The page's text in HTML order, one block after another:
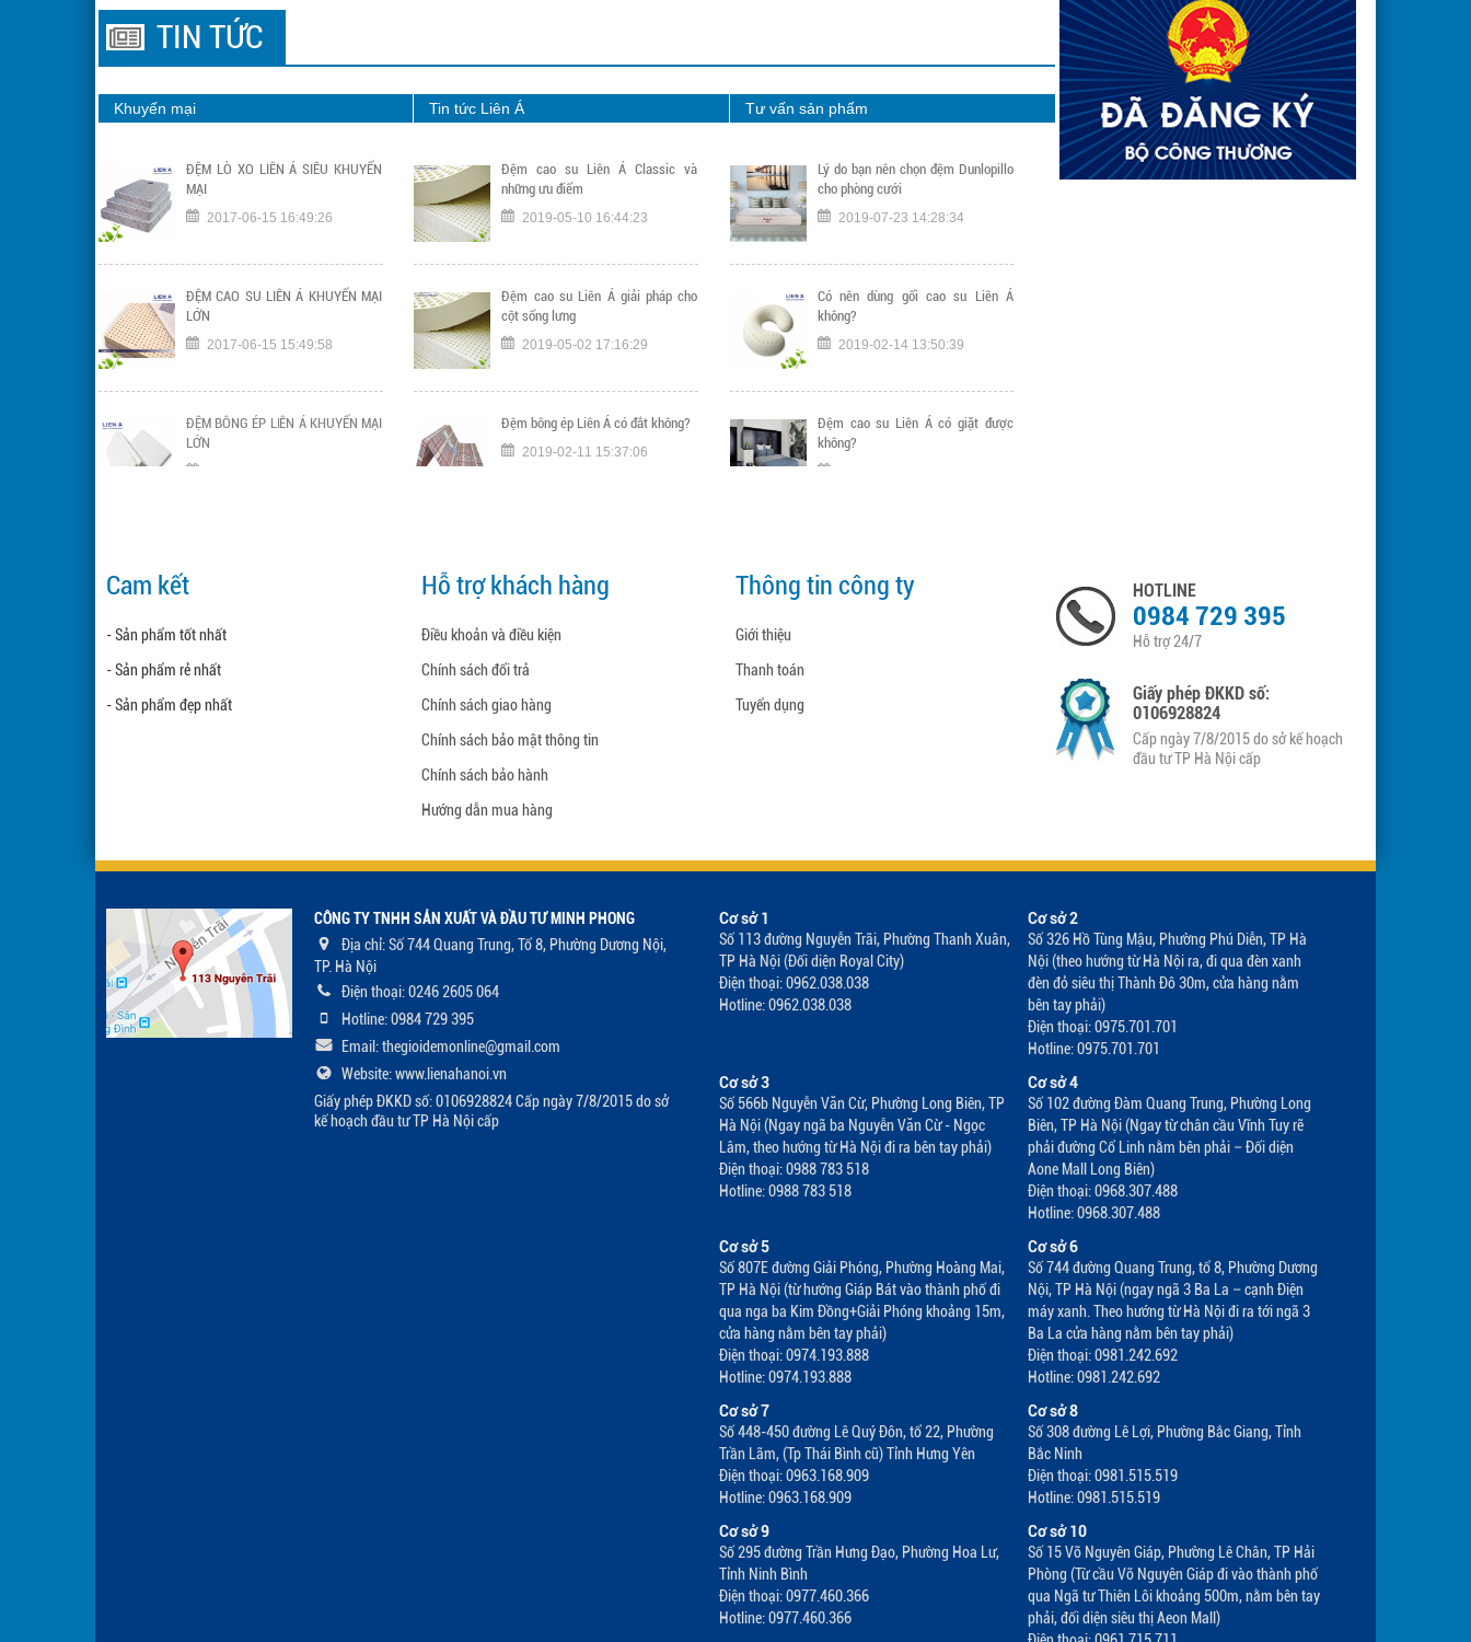
TIN TỨC
Khuyến mại Tin tức Liên Á Tư vấn sản phẩm
ĐỆM LÒ XO LIÊN Á SIÊU KHUYẾN
MẠI
2017-06-15 16:49:26
ĐỆM CAO SU LIÊN Á KHUYẾN MẠI
LỚN
2017-06-15 15:49:58
ĐỆM BÔNG ÉP LIÊN Á KHUYẾN MẠI
LỚN
Đệm cao su Liên Á Classic và
những ưu điểm
2019-05-10 16:44:23
Đệm cao su Liên Á giải pháp cho
cột sống lưng
2019-05-02 17:16:29
Đệm bông ép Liên Á có đắt không?
2019-02-11 15:37:06
2018-02-10 11:17:07
Có nên sử dụng đệm cao su Liên Á
không?
Tìm hiểu chiếc đệm cao su Liên Á
L’A Dome cao cấp
Lý do bạn nên chọn đệm Dunlopillo
cho phòng cưới
2019-07-23 14:28:34
Có nên dùng gối cao su Liên Á
không?
2019-02-14 13:50:39
Đệm cao su Liên Á có giặt được
không?
2019-02-01 16:07:05
Cam kết
- Sản phẩm tốt nhất
- Sản phẩm rẻ nhất
- Sản phẩm đẹp nhất
Hỗ trợ khách hàng
Điều khoản và điều kiện
Chính sách đổi trả
Chính sách giao hàng
Chính sách bảo mật thông tin
Chính sách bảo hành
Hướng dẫn mua hàng
Thông tin công ty
Giới thiệu
Thanh toán
Tuyển dụng
HOTLINE
0984 729 395
Hỗ trợ 24/7
Giấy phép ĐKKD số:
0106928824
Cấp ngày 7/8/2015 do sở kế hoạch
đầu tư TP Hà Nội cấp
CÔNG TY TNHH SẢN XUẤT VÀ ĐẦU TƯ MINH PHONG
Địa chỉ: Số 744 Quang Trung, Tổ 8, Phường Dương Nội,
TP. Hà Nội
Điện thoại: 0246 2605 064
Hotline: 0984 729 395
Email: thegioidemonline@gmail.com
Website: www.lienahanoi.vn
Giấy phép ĐKKD số: 0106928824 Cấp ngày 7/8/2015 do sở
kế hoạch đầu tư TP Hà Nội cấp
Cơ sở 1
Số 113 đường Nguyễn Trãi, Phường Thanh Xuân,
TP Hà Nội (Đối diện Royal City)
Điện thoại: 0962.038.038
Hotline: 0962.038.038
Cơ sở 2
Số 326 Hồ Tùng Mậu, Phường Phú Diễn, TP Hà
Nội (theo hướng từ Hà Nội ra, đi qua đèn xanh
đèn đỏ siêu thị Thành Đô 30m, cửa hàng nằm
bên tay phải)
Điện thoại: 0975.701.701
Hotline: 0975.701.701
Cơ sở 3
Số 566b Nguyễn Văn Cừ, Phường Long Biên, TP
Hà Nội (Ngay ngã ba Nguyễn Văn Cừ - Ngọc
Lâm, theo hướng từ Hà Nội đi ra bên tay phải)
Điện thoại: 0988 783 518
Hotline: 0988 783 518
Cơ sở 4
Số 102 đường Đàm Quang Trung, Phường Long
Biên, TP Hà Nội (Ngay từ chân cầu Vĩnh Tuy rẽ
phải đường Cổ Linh nằm bên phải – Đối diện
Aone Mall Long Biên)
Điện thoại: 0968.307.488
Hotline: 0968.307.488
Cơ sở 5
Số 807E đường Giải Phóng, Phường Hoàng Mai,
TP Hà Nội (từ hướng Giáp Bát vào thành phố đi
qua nga ba Kim Đồng+Giải Phóng khoảng 15m,
cửa hàng nằm bên tay phải)
Điện thoại: 0974.193.888
Hotline: 0974.193.888
Cơ sở 6
Số 744 đường Quang Trung, tổ 8, Phường Dương
Nội, TP Hà Nội (ngay ngã 3 Ba La – cạnh Điện
máy xanh. Theo hướng từ Hà Nội đi ra tới ngã 3
Ba La cửa hàng nằm bên tay phải)
Điện thoại: 0981.242.692
Hotline: 0981.242.692
Cơ sở 7
Số 448-450 đường Lê Quý Đôn, tổ 22, Phường
Trần Lãm, (Tp Thái Bình cũ) Tỉnh Hưng Yên
Điện thoại: 0963.168.909
Hotline: 0963.168.909
Cơ sở 8
Số 308 đường Lê Lợi, Phường Bắc Giang, Tỉnh
Bắc Ninh
Điện thoại: 0981.515.519
Hotline: 0981.515.519
Cơ sở 9
Số 295 đường Trần Hưng Đạo, Phường Hoa Lư,
Tỉnh Ninh Bình
Điện thoại: 0977.460.366
Hotline: 0977.460.366
Cơ sở 10
Số 15 Võ Nguyên Giáp, Phường Lê Chân, TP Hải
Phòng (Từ cầu Võ Nguyên Giáp đi vào thành phố
qua Ngã tư Thiên Lôi khoảng 500m, nằm bên tay
phải, đối diện siêu thị Aeon Mall)